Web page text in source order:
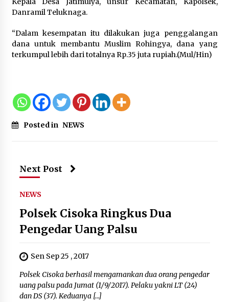
KKM Universitas Bina Bangsa
Pendampingan Pembuatan Spanduk
Sebagai Upaya Memperkuat
Pemasaran UMKM di Desa Cempaka
Danramil Teluknaga.
“Dalam kesempatan itu dilakukan juga penggalangan
dana untuk membantu Muslim Rohingya, dana yang
terkumpul lebih dari totalnya Rp.35 juta rupiah.(Mul/Hin)
Posted in NEWS
Next Post
NEWS
Polsek Cisoka Ringkus Dua
Pengedar Uang Palsu
Sen Sep 25 , 2017
Polsek Cisoka berhasil mengamankan dua orang pengedar
uang palsu pada Jumat (1/9/2017). Pelaku yakni LT (24)
dan DS (37). Keduanya […]